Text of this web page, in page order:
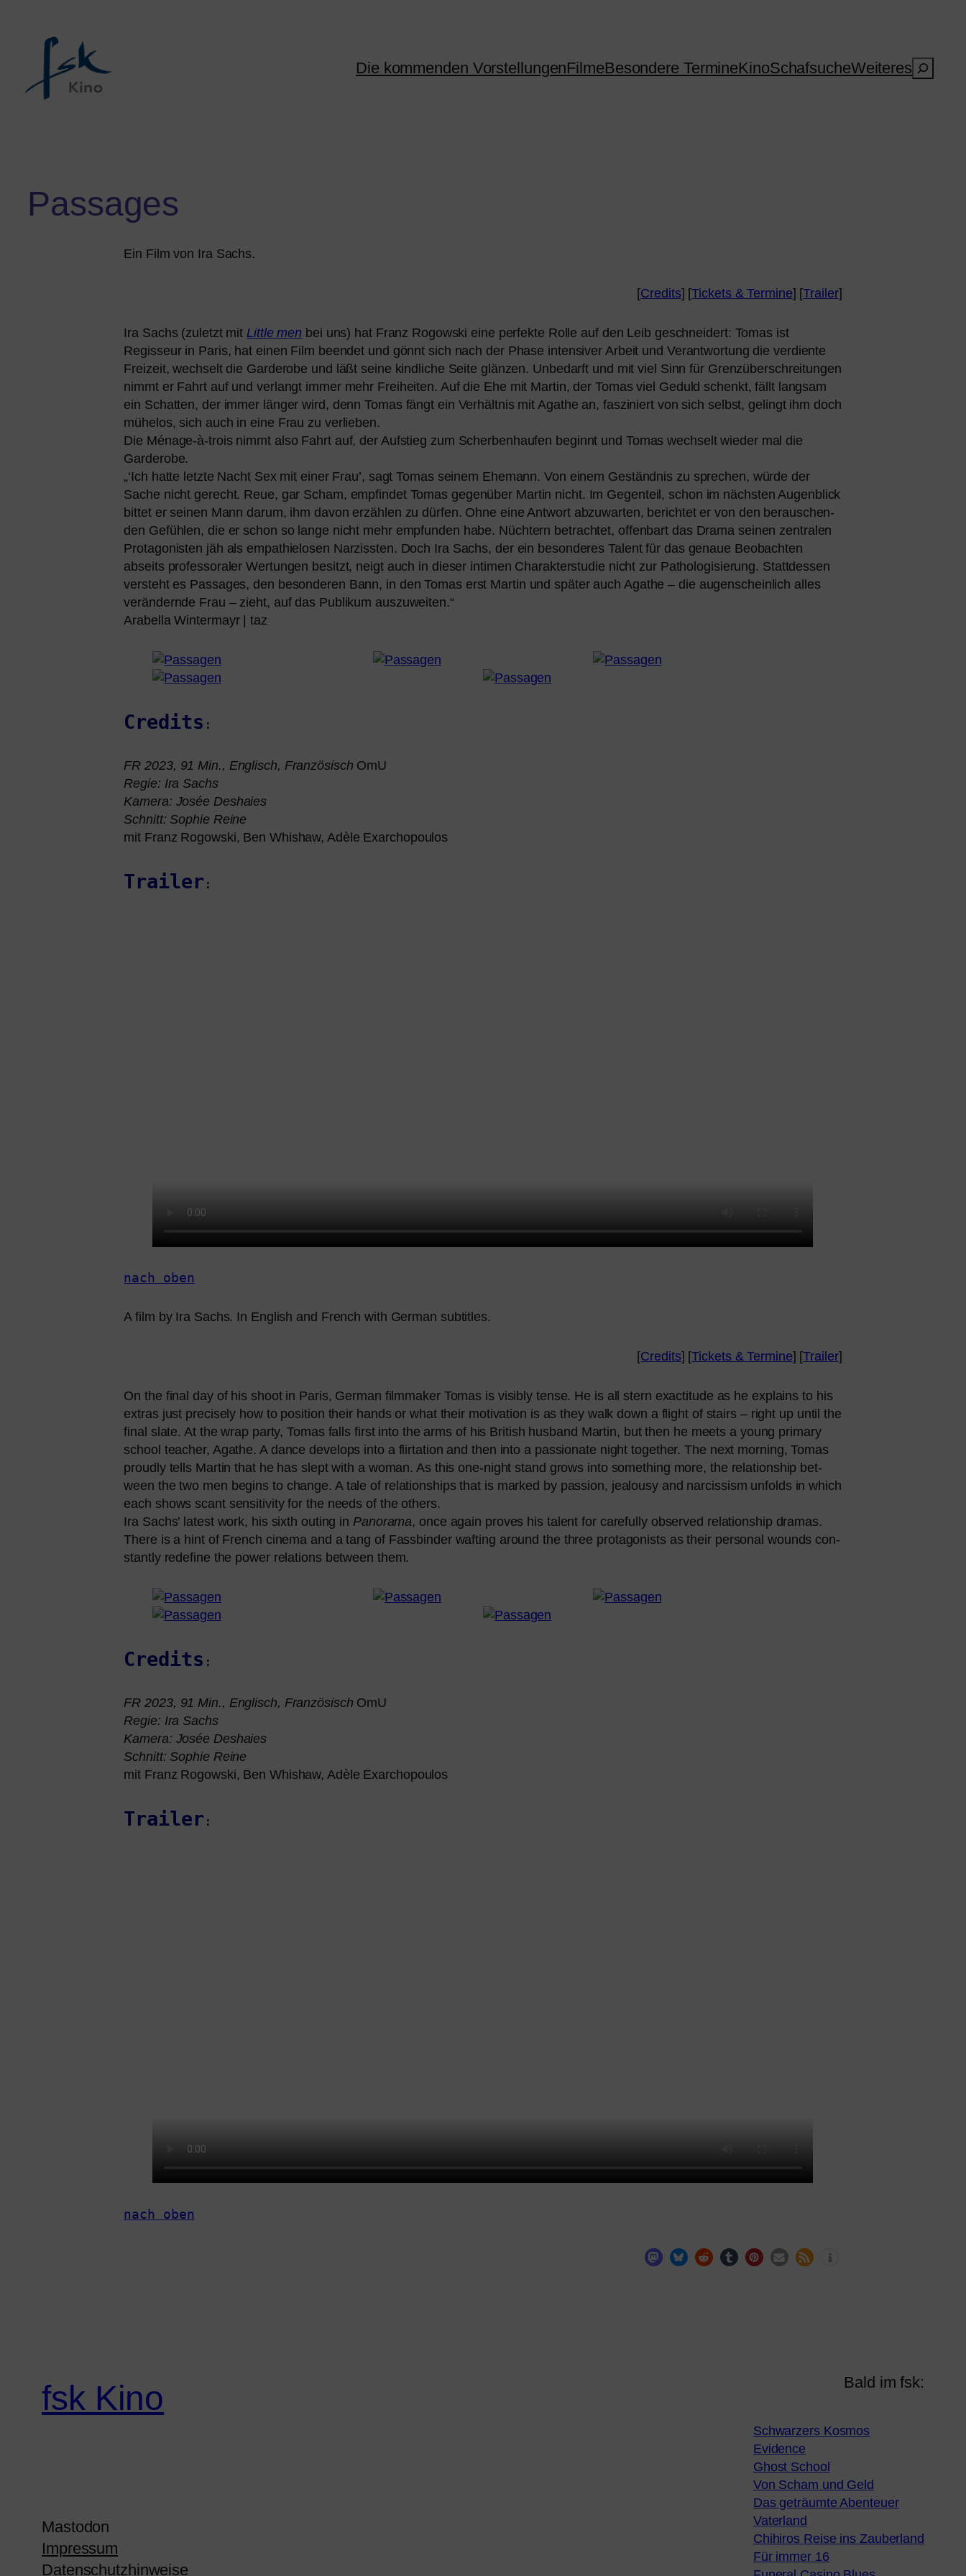
Die kommenden VorstellungenFilmeBesondere TermineKinoSchafsucheWeiteres Suchen
Passages
Ein Film von Ira Sachs.
[Credits] [Tickets &Termine] [Trailer]
Ira Sachs (zuletzt mitLittle men bei uns) hat Franz Rogowski eine per­fek­te Rolle auf den Leib geschnei­dert: Tomas ist
Regisseur in Paris, hat einen Film been­det und gönnt sich nach der Phase inten­si­ver Arbeit und Verantwortung die ver­dien­te
Freizeit, wech­selt die Garderobe und läßt sei­ne kind­li­che Seite glän­zen. Unbedarft und mit viel Sinn für Grenzüberschreitungen
nimmt er Fahrt auf und ver­langt immer mehr Freiheiten. Auf die Ehe mit Martin, der Tomas viel Geduld schenkt, fällt lang­sam
ein Schatten, der immer län­ger wird, denn Tomas fängt ein Verhältnis mit Agathe an, fas­zi­niert von sich selbst, gelingt ihm doch
mühe­los, sich auch in eine Frau zu ver­lie­ben.
Die Ménage-à-trois nimmt also Fahrt auf, der Aufstieg zum Scherbenhaufen beginnt und Tomas wech­selt wie­der mal die
Garderobe.
„‘Ich hat­te letz­te Nacht Sex mit einer Frau’, sagt Tomas sei­nem Ehemann. Von einem Geständnis zu spre­chen, wür­de der
Sache nicht gerecht. Reue, gar Scham, emp­fin­det Tomas gegen­über Martin nicht. Im Gegenteil, schon im nächs­ten Augenblick
bit­tet er sei­nen Mann dar­um, ihm davon erzäh­len zu dür­fen. Ohne eine Antwort abzu­war­ten, berich­tet er von den berau­schen­
den Gefühlen, die er schon so lan­ge nicht mehr emp­fun­den habe. Nüchtern betrach­tet, offen­bart das Drama sei­nen zen­tra­len
Protagonisten jäh als empa­thie­lo­sen Narzissten. Doch Ira Sachs, der ein beson­de­res Talent für das genaue Beobachten
abseits pro­fes­so­ra­ler Wertungen besitzt, neigt auch in die­ser inti­men Charakterstudie nicht zur Pathologisierung. Stattdessen
ver­steht es Passages, den beson­de­ren Bann, in den Tomas erst Martin und spä­ter auch Agathe – die augen­schein­lich alles
ver­än­dern­de Frau – zieht, auf das Publikum aus­zu­wei­ten.“
Arabella Wintermayr | taz
Credits :
FR 2023, 91 Min., Englisch, Französisch OmU
Regie: Ira Sachs
Kamera: Josée Deshaies
Schnitt: Sophie Reine
mit Franz Rogowski, Ben Whishaw, Adèle Exarchopoulos
Trailer :
nach oben
A film by Ira Sachs. In English and French with German subtitles.
[Credits] [Tickets & Termine] [Trailer]
On the final day of his shoot in Paris, German film­ma­ker Tomas is visi­bly ten­se. He is all stern exacti­tu­de as he explains to his
extras just pre­cis­e­ly how to posi­ti­on their hands or what their moti­va­ti­on is as they walk down a flight of stairs – right up until the
final sla­te. At the wrap par­ty, Tomas falls first into the arms of his British hus­band Martin, but then he meets a young pri­ma­ry
school tea­cher, Agathe. A dance deve­lo­ps into a flir­ta­ti­on and then into a pas­sio­na­te night tog­e­ther. The next mor­ning, Tomas
proud­ly tells Martin that he has slept with a woman. As this one-night stand grows into some­thing more, the rela­ti­onship bet­
ween the two men beg­ins to chan­ge. A tale of rela­ti­onships that is mark­ed by pas­si­on, jea­lou­sy and nar­cis­sism unfolds in which
each shows scant sen­si­ti­vi­ty for the needs of the others.
Ira Sachs’ latest work, his sixth outing in Panorama, once again pro­ves his talent for careful­ly obser­ved rela­ti­onship dra­mas.
There is a hint of French cine­ma and a tang of Fassbinder waf­ting around the three prot­ago­nists as their per­so­nal wounds con­
stant­ly rede­fi­ne the power rela­ti­ons bet­ween them.
Credits :
FR 2023, 91 Min., Englisch, Französisch OmU
Regie: Ira Sachs
Kamera: Josée Deshaies
Schnitt: Sophie Reine
mit Franz Rogowski, Ben Whishaw, Adèle Exarchopoulos
Trailer :
nach oben
fsk Kino
Mastodon
Impressum
Datenschutzhinweise
Bald im fsk:
Schwarzers Kosmos
Evidence
Ghost School
Von Scham und Geld
Das geträumte Abenteuer
Vaterland
Chihiros Reise ins Zauberland
Für immer 16